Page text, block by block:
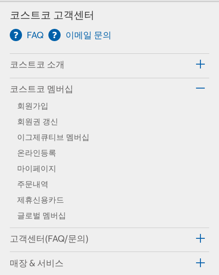
코스트코 고객센터
FAQ 이메일 문의
코스트코 소개
코스트코 멤버십
회원가입
회원권 갱신
이그제큐티브 멤버십
온라인등록
마이페이지
주문내역
제휴신용카드
글로벌 멤버십
고객센터(FAQ/문의)
매장 & 서비스